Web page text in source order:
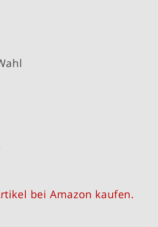
bei Amazon kaufen.